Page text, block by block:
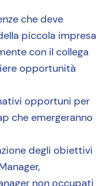
che deve
piccola impresa
con il collega
opportunità
opportuni per
che emergeranno
degli obiettivi
non occupati